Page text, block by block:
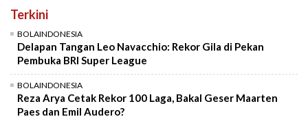
Terkini
BOLAINDONESIA
Delapan Tangan Leo Navacchio: Rekor Gila di Pekan
Pembuka BRI Super League
BOLAINDONESIA
Reza Arya Cetak Rekor 100 Laga, Bakal Geser Maarten
Paes dan Emil Audero?